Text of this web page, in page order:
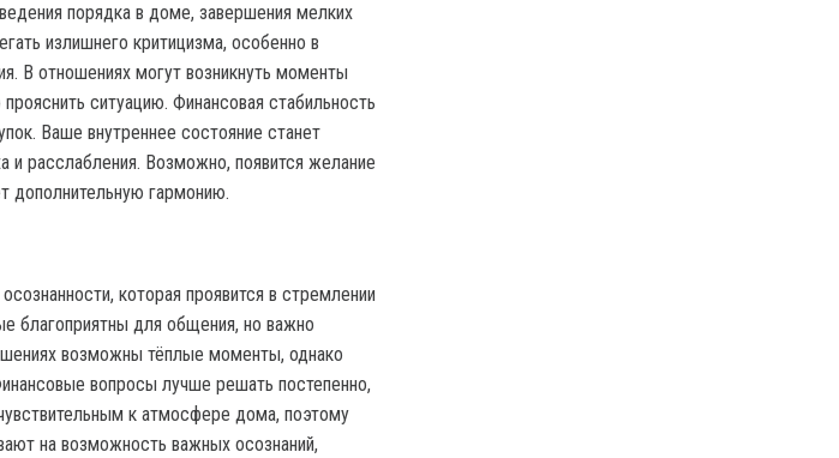
порядка в доме, завершения мелких
излишнего критицизма, особенно в
В отношениях могут возникнуть моменты
ситуацию. Финансовая стабильность
Ваше внутреннее состояние станет
расслабления. Возможно, появится желание
дополнительную гармонию.
которая проявится в стремлении
благоприятны для общения, но важно
возможны тёплые моменты, однако
вопросы лучше решать постепенно,
к атмосфере дома, поэтому
на возможность важных осознаний,